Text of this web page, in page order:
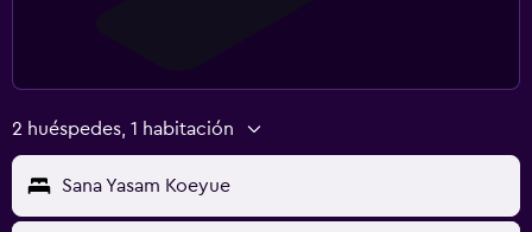
2 huéspedes, 1 habitación
Sana Yasam Koeyue